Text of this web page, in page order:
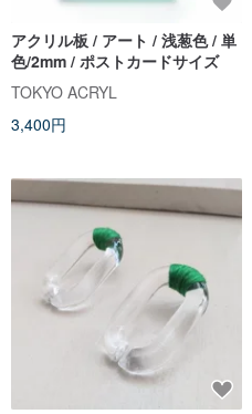
アクリル板 / アート / 浅葱色 / 単
色/2mm / ポストカードサイズ
TOKYO ACRYL
3,400円